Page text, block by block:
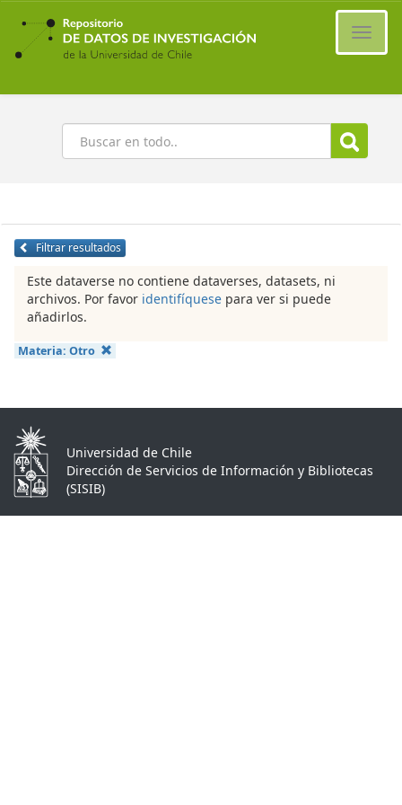
Ir
contenido
principal
Buscar
Filtrar resultados
Este dataverse no contiene dataverses, datasets, ni
archivos. Por favor identifíquese para ver si puede
añadirlos.
Materia: Otro
Universidad de Chile
Dirección de Servicios de Información y Bibliotecas
(SISIB)